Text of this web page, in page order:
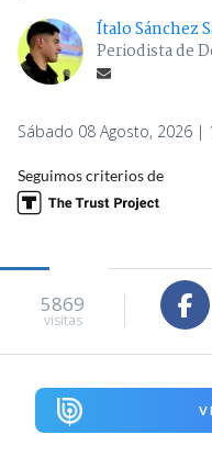
Ítalo Sánchez
Periodista de
Sábado 08 Agosto, 2026 |
Seguimos criterios de
5869
visitas